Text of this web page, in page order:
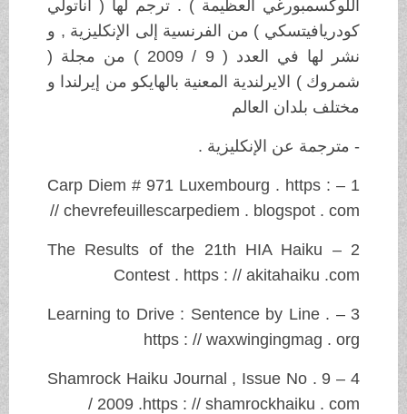
اللوكسمبورغي العظيمة ) . ترجم لها ( أناتولي
كودريافيتسكي ) من الفرنسية إلى الإنكليزية , و
نشر لها في العدد ( 9 / 2009 ) من مجلة (
شمروك ) الايرلندية المعنية بالهايكو من إيرلندا و
مختلف بلدان العالم
- مترجمة عن الإنكليزية .
1 – Carp Diem # 971 Luxembourg . https :
// chevrefeuillescarpediem . blogspot . com
2 – The Results of the 21th HIA Haiku
Contest . https : // akitahaiku .com
3 – Learning to Drive : Sentence by Line .
https : // waxwingingmag . org
4 – Shamrock Haiku Journal , Issue No . 9
/ 2009 .https : // shamrockhaiku . com